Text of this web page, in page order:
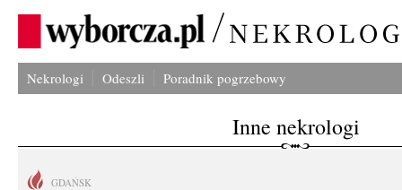
Nekrologi Odeszli Poradnik pogrzebowy
Inne nekrologi
GDAŃSK